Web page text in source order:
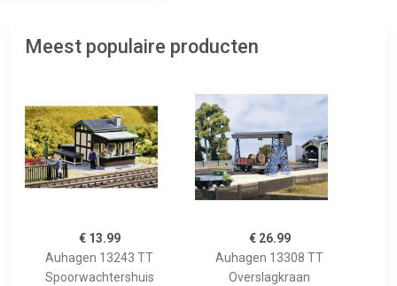
Meest populaire producten
€ 13.99
Auhagen 13243 TT
Spoorwachtershuis
€ 26.99
Auhagen 13308 TT
Overslagkraan